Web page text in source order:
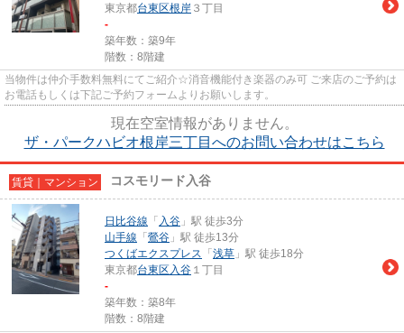
東京都台東区根岸 ３丁目
-
築年数：築9年
階数：8階建
当物件は仲介手数料無料にてご紹介☆消音機能付き楽器のみ可 ご来店のご予約は
お電話もしくは下記ご予約フォームよりお願いします。
現在空室情報がありません。
ザ・パークハビオ根岸三丁目へのお問い合わせはこちら
賃貸｜マンション コスモリード入谷
日比谷線 「 入谷 」駅 徒歩3分
山手線 「 鶯谷 」駅 徒歩13分
つくばエクスプレス 「 浅草 」駅 徒歩18分
東京都台東区 入谷 １丁目
-
築年数：築8年
階数：8階建